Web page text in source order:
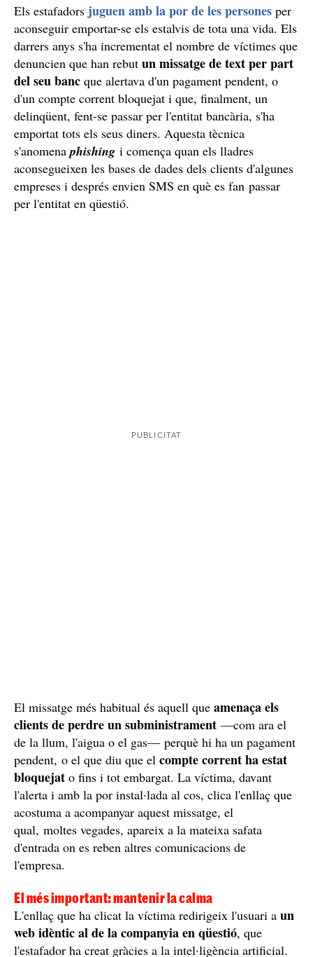
Els estafadors juguen amb la por de les persones per
aconseguir emportar-se els estalvis de tota una vida. Els
darrers anys s'ha incrementat el nombre de víctimes que
denuncien que han rebut un missatge de text per part
del seu banc que alertava d'un pagament pendent, o
d'un compte corrent bloquejat i que, finalment, un
delinqüent, fent-se passar per l'entitat bancària, s'ha
emportat tots els seus diners. Aquesta tècnica
s'anomenaphishing i comença quan els lladres
aconsegueixen les bases de dades dels clients d'algunes
empreses i després envien SMS en què es fan passar
per l'entitat en qüestió.
El missatge més habitual és aquell que amenaça els
clients de perdre un subministrament —com ara el
de la llum, l'aigua o el gas— perquè hi ha un pagament
pendent, o el que diu que el compte corrent ha estat
bloquejat o fins i tot embargat. La víctima, davant
l'alerta i amb la por instal·lada al cos, clica l'enllaç que
acostuma a acompanyar aquest missatge, el
qual, moltes vegades, apareix a la mateixa safata
d'entrada on es reben altres comunicacions de
l'empresa.
El més important: mantenir la calma
L'enllaç que ha clicat la víctima redirigeix l'usuari a un
web idèntic al de la companyia en qüestió, que
l'estafador ha creat gràcies a la intel·ligència artificial.